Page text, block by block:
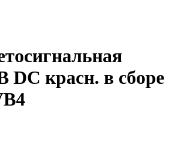
DC красн. в сборе